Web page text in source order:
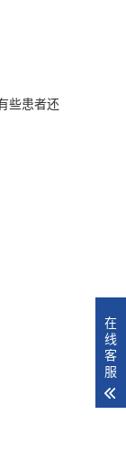
些患者还
在
线
客
服